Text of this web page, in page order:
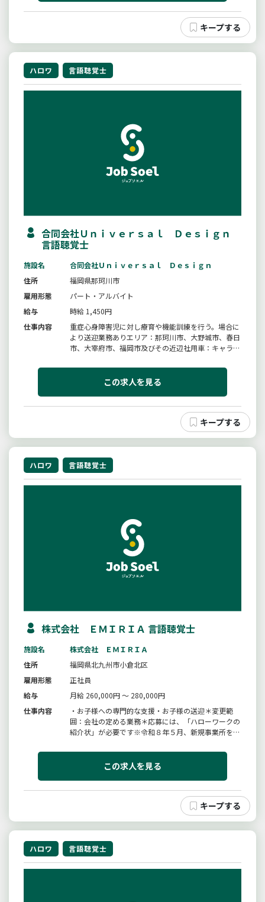
ハロワ 言語聴覚士
合同会社Ｕｎｉｖｅｒｓａｌ Ｄｅｓｉｇｎ
言語聴覚士
施設名
合同会社Ｕｎｉｖｅｒｓａｌ Ｄｅｓｉｇｎ
住所
福岡県那珂川市
雇用形態
パート・アルバイト
給与
時給 1,450円
仕事内容
重症心身障害児に対し療育や機能訓練を行う。場合に
より送迎業務ありエリア：那珂川市、大野城市、春日
市、大宰府市、福岡市及びその近辺社用車：キャラバ
Ｏ変更の範囲：変更なし※令和８年８月二号店オープ
この求人を見る
ハロワ 言語聴覚士
株式会社 ＥＭＩＲＩＡ 言語聴覚士
施設名
株式会社 ＥＭＩＲＩＡ
住所
福岡県北九州市小倉北区
雇用形態
正社員
給与
月給 260,000円 ～ 280,000円
仕事内容
・お子様への専門的な支援・お子様の送迎＊変更範
囲：会社の定める業務＊応募には、「ハローワークの
紹介状」が必要です※令和８年５月、新規事業所を上
この求人を見る
ハロワ 言語聴覚士